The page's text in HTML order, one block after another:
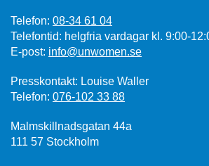
Telefon: 08-34 61 04
Telefontid: helgfria vardagar kl. 9:00-
E-post: info@unwomen.se
Presskontakt: Louise Waller
Telefon: 076-102 33 88
Malmskillnadsgatan 44a
111 57 Stockholm